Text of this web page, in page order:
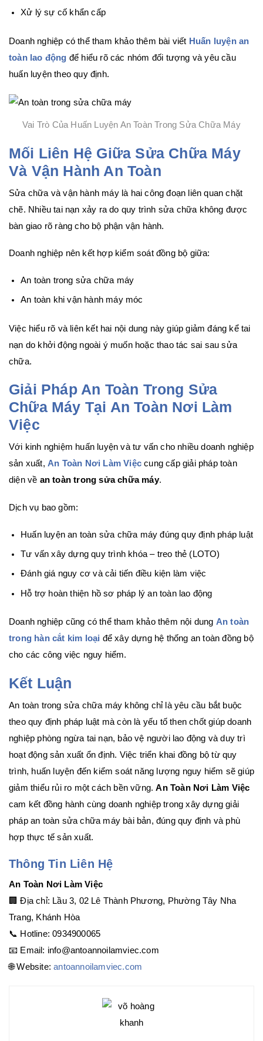
Xử lý sự cố khẩn cấp
Doanh nghiệp có thể tham khảo thêm bài viết Huấn luyện an
toàn lao động để hiểu rõ các nhóm đối tượng và yêu cầu
huấn luyện theo quy định.
Vai Trò Của Huấn Luyện An Toàn Trong Sửa Chữa Máy
Mối Liên Hệ Giữa Sửa Chữa Máy
Và Vận Hành An Toàn
Sửa chữa và vận hành máy là hai công đoạn liên quan chặt
chẽ. Nhiều tai nạn xảy ra do quy trình sửa chữa không được
bàn giao rõ ràng cho bộ phận vận hành.
Doanh nghiệp nên kết hợp kiểm soát đồng bộ giữa:
An toàn trong sửa chữa máy
An toàn khi vận hành máy móc
Việc hiểu rõ và liên kết hai nội dung này giúp giảm đáng kể tai
nạn do khởi động ngoài ý muốn hoặc thao tác sai sau sửa
chữa.
Giải Pháp An Toàn Trong Sửa
Chữa Máy Tại An Toàn Nơi Làm
Việc
Với kinh nghiệm huấn luyện và tư vấn cho nhiều doanh nghiệp
sản xuất, An Toàn Nơi Làm Việc cung cấp giải pháp toàn
diện về an toàn trong sửa chữa máy.
Dịch vụ bao gồm:
Huấn luyện an toàn sửa chữa máy đúng quy định pháp luật
Tư vấn xây dựng quy trình khóa – treo thẻ (LOTO)
Đánh giá nguy cơ và cải tiến điều kiện làm việc
Hỗ trợ hoàn thiện hồ sơ pháp lý an toàn lao động
Doanh nghiệp cũng có thể tham khảo thêm nội dung An toàn
trong hàn cắt kim loại để xây dựng hệ thống an toàn đồng bộ
cho các công việc nguy hiểm.
Kết Luận
An toàn trong sửa chữa máy không chỉ là yêu cầu bắt buộc
theo quy định pháp luật mà còn là yếu tố then chốt giúp doanh
nghiệp phòng ngừa tai nạn, bảo vệ người lao động và duy trì
hoạt động sản xuất ổn định. Việc triển khai đồng bộ từ quy
trình, huấn luyện đến kiểm soát năng lượng nguy hiểm sẽ giúp
giảm thiểu rủi ro một cách bền vững.An Toàn Nơi Làm Việc
cam kết đồng hành cùng doanh nghiệp trong xây dựng giải
pháp an toàn sửa chữa máy bài bản, đúng quy định và phù
hợp thực tế sản xuất.
Thông Tin Liên Hệ
An Toàn Nơi Làm Việc
🏢 Địa chỉ: Lầu 3, 02 Lê Thành Phương, Phường Tây Nha
Trang, Khánh Hòa
📞 Hotline: 0934900065
📧 Email: info@antoannoilamviec.com
🌐 Website: antoannoilamviec.com